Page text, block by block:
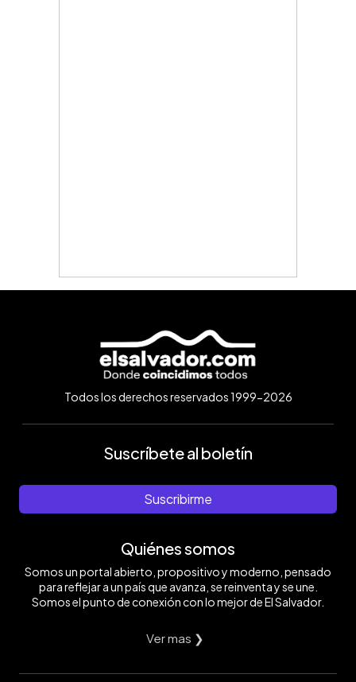
Todos los derechos reservados 1999-2026
Suscríbete al boletín
Suscribirme
Quiénes somos
Somos un portal abierto, propositivo y moderno, pensado
para reflejar a un país que avanza, se reinventa y se une.
Somos el punto de conexión con lo mejor de El Salvador.
Ver mas ❯